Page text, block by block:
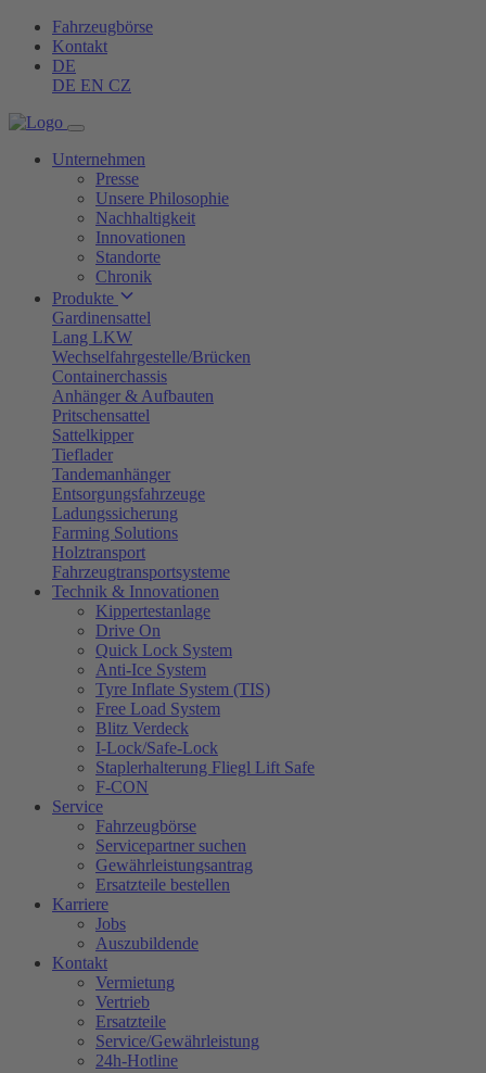
Fahrzeugbörse
Kontakt
DE
DE EN CZ
Unternehmen
Presse
Unsere Philosophie
Nachhaltigkeit
Innovationen
Standorte
Chronik
Produkte
Gardinensattel
Lang LKW
Wechselfahrgestelle/Brücken
Containerchassis
Anhänger & Aufbauten
Pritschensattel
Sattelkipper
Tieflader
Tandemanhänger
Entsorgungsfahrzeuge
Ladungssicherung
Farming Solutions
Holztransport
Fahrzeugtransportsysteme
Technik & Innovationen
Kippertestanlage
Drive On
Quick Lock System
Anti-Ice System
Tyre Inflate System (TIS)
Free Load System
Blitz Verdeck
I-Lock/Safe-Lock
Staplerhalterung Fliegl Lift Safe
F-CON
Service
Fahrzeugbörse
Servicepartner suchen
Gewährleistungsantrag
Ersatzteile bestellen
Karriere
Jobs
Auszubildende
Kontakt
Vermietung
Vertrieb
Ersatzteile
Service/Gewährleistung
24h-Hotline